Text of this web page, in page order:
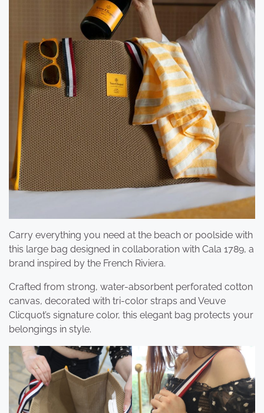
Carry everything you need at the beach or poolside with
this large bag designed in collaboration with Cala 1789, a
brand inspired by the French Riviera.
Crafted from strong, water-absorbent perforated cotton
canvas, decorated with tri-color straps and Veuve
Clicquot’s signature color, this elegant bag protects your
belongings in style.